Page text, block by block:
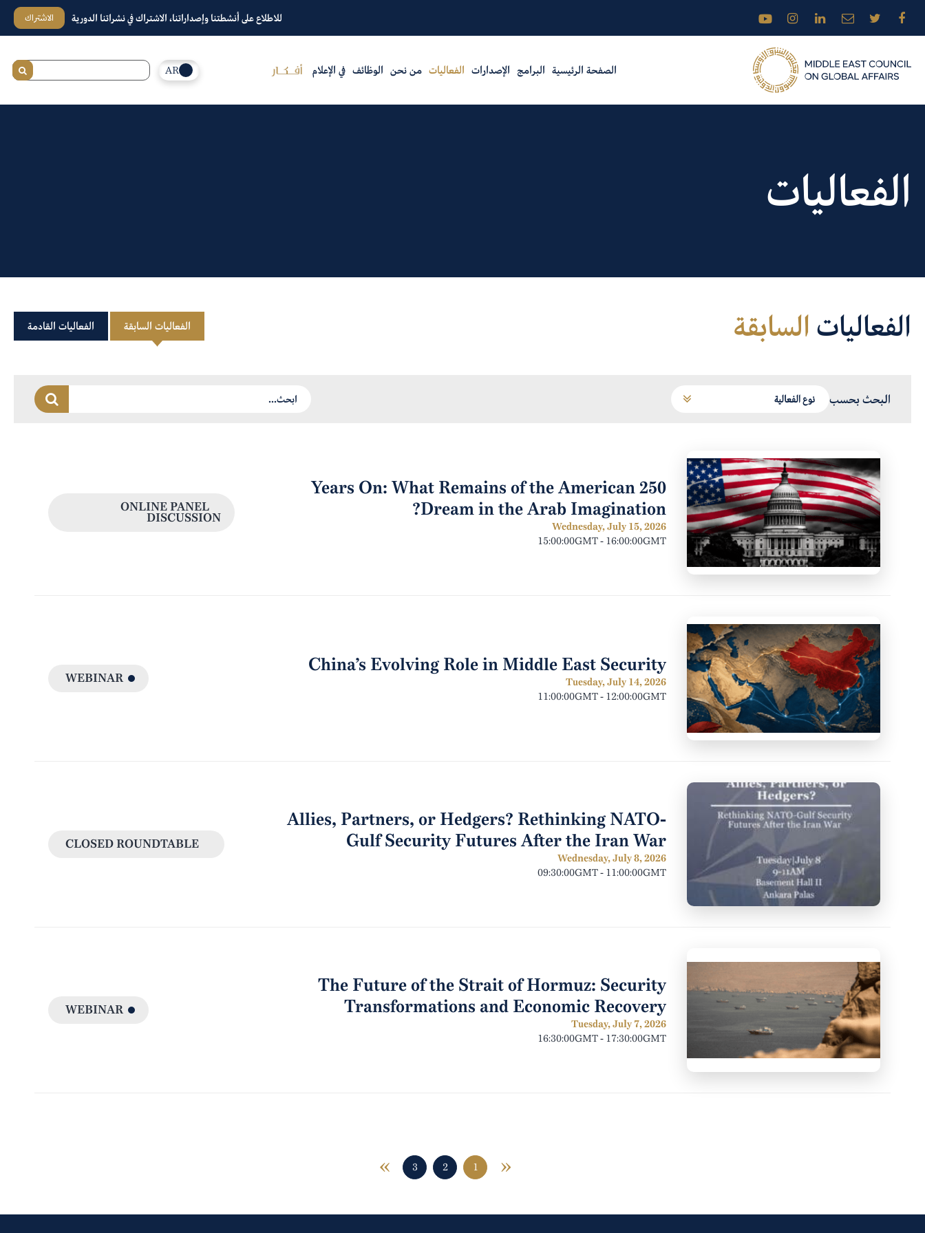
للاطلاع على أنشطتنا وإصداراتنا، الاشتراك في نشراتنا الدورية الاشتراك
الصفحة الرئيسية البرامج الإصدارات الفعاليات من نحن الوظائف في الإعلام AR
الفعاليات
الفعاليات السابقة الفعاليات السابقة الفعاليات القادمة
البحث بحسب
250 Years On: What Remains of the American
Dream in the Arab Imagination?
Wednesday, July 15, 2026
15:00:00GMT - 16:00:00GMT
ONLINE PANEL
DISCUSSION
China’s Evolving Role in Middle East Security
Tuesday, July 14, 2026
11:00:00GMT - 12:00:00GMT
WEBINAR
Allies, Partners, or Hedgers? Rethinking NATO-
Gulf Security Futures After the Iran War
Wednesday, July 8, 2026
09:30:00GMT - 11:00:00GMT
CLOSED ROUNDTABLE
The Future of the Strait of Hormuz: Security
Transformations and Economic Recovery
Tuesday, July 7, 2026
16:30:00GMT - 17:30:00GMT
WEBINAR
«
1
2
3
»